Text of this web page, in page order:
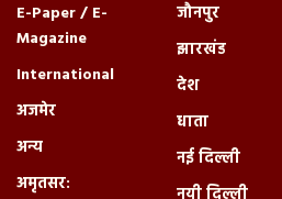
E-Paper / E-
Magazine
International
अजमेर
अन्य
अमृतसर:
जौनपुर
झारखंड
देश
धाता
नई दिल्ली